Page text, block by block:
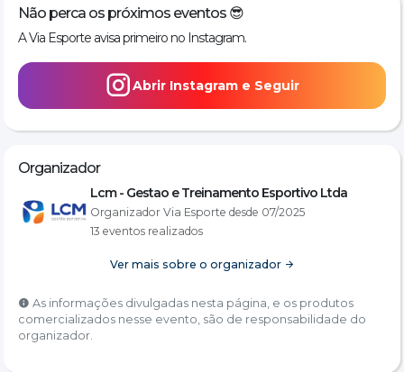
Não perca os próximos eventos 😎
A Via Esporte avisa primeiro no Instagram.
Abrir Instagram e Seguir
Organizador
Lcm - Gestao e Treinamento Esportivo Ltda
Organizador Via Esporte desde 07/2025
13 eventos realizados
Ver mais sobre o organizador
As informações divulgadas nesta página, e os produtos
comercializados nesse evento, são de responsabilidade do
organizador.